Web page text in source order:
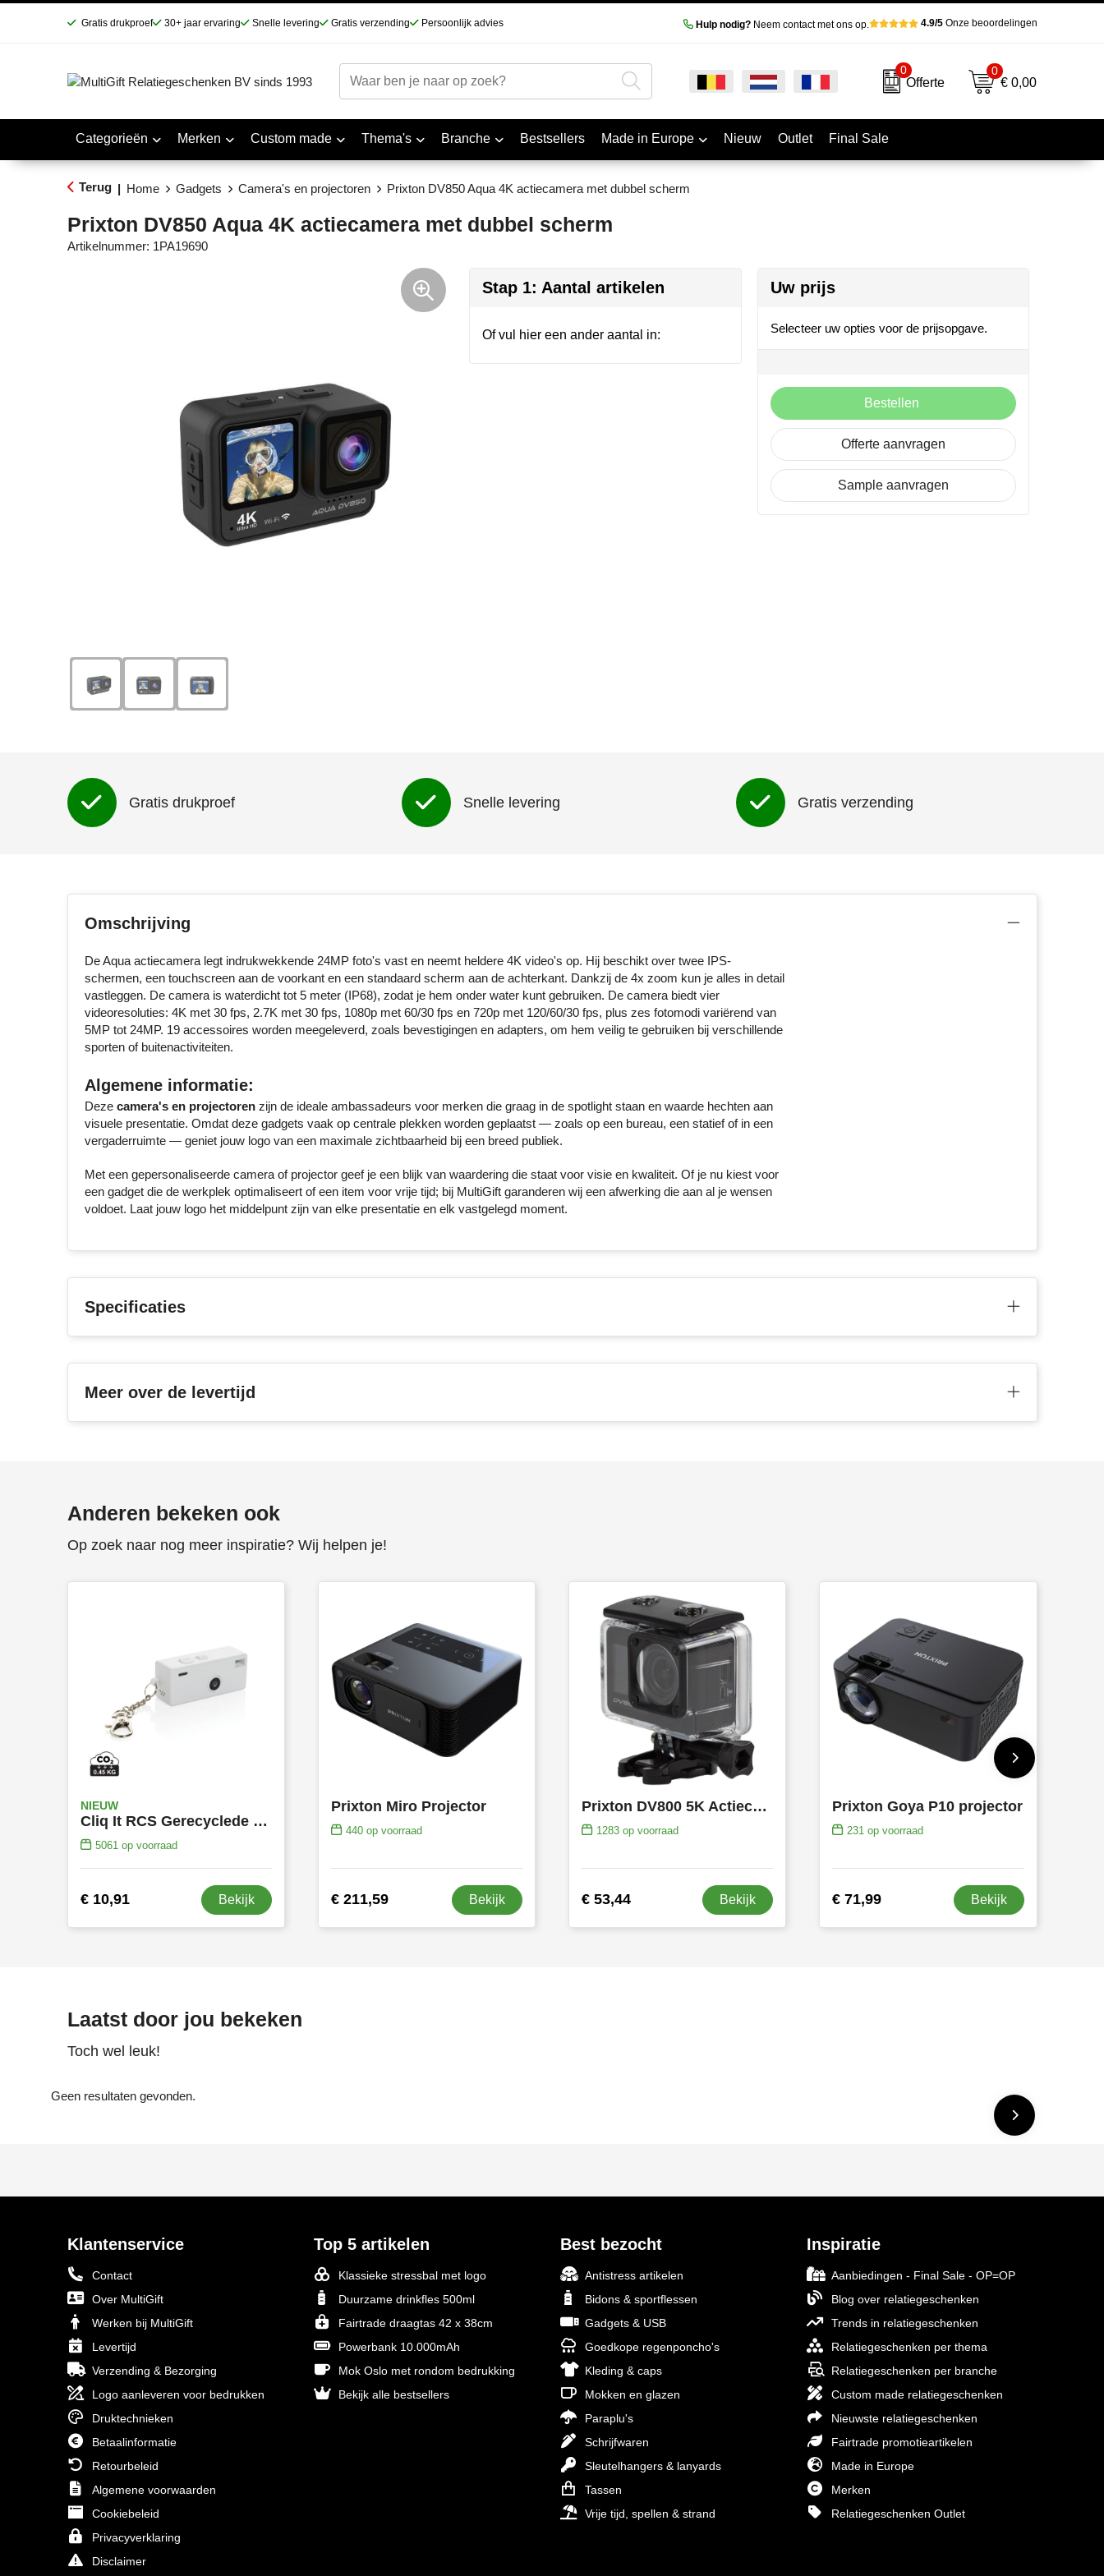
Gratis drukproef 30+ jaar ervaring Snelle levering Gratis verzending Persoonlijk advies Hulp nodig?Neem contact met ons op. 4.9/5Onze beoordelingen
0
Offerte
0
€ 0,00
Categorieën Merken Custom made Thema's Branche Bestsellers Made in Europe Nieuw Outlet Final Sale
Terug | Home Gadgets Camera's en projectoren Prixton DV850 Aqua 4K actiecamera met dubbel scherm
Prixton DV850 Aqua 4K actiecamera met dubbel scherm
Artikelnummer: 1PA19690
Stap 1: Aantal artikelen
Of vul hier een ander aantal in:
Uw prijs
Selecteer uw opties voor de prijsopgave.
Bestellen
Offerte aanvragen
Sample aanvragen
Gratis drukproef Snelle levering Gratis verzending
Omschrijving
De Aqua actiecamera legt indrukwekkende 24MP foto's vast en neemt heldere 4K video's op. Hij beschikt over twee IPS-
schermen, een touchscreen aan de voorkant en een standaard scherm aan de achterkant. Dankzij de 4x zoom kun je alles in detail
vastleggen. De camera is waterdicht tot 5 meter (IP68), zodat je hem onder water kunt gebruiken. De camera biedt vier
videoresoluties: 4K met 30 fps, 2.7K met 30 fps, 1080p met 60/30 fps en 720p met 120/60/30 fps, plus zes fotomodi variërend van
5MP tot 24MP. 19 accessoires worden meegeleverd, zoals bevestigingen en adapters, om hem veilig te gebruiken bij verschillende
sporten of buitenactiviteiten.
Algemene informatie:
Deze camera's en projectorenzijn de ideale ambassadeurs voor merken die graag in de spotlight staan en waarde hechten aan
visuele presentatie. Omdat deze gadgets vaak op centrale plekken worden geplaatst — zoals op een bureau, een statief of in een
vergaderruimte — geniet jouw logo van een maximale zichtbaarheid bij een breed publiek.
Met een gepersonaliseerde camera of projector geef je een blijk van waardering die staat voor visie en kwaliteit. Of je nu kiest voor
een gadget die de werkplek optimaliseert of een item voor vrije tijd; bij MultiGift garanderen wij een afwerking die aan al je wensen
voldoet. Laat jouw logo het middelpunt zijn van elke presentatie en elk vastgelegd moment.
Specificaties
Meer over de levertijd
Anderen bekeken ook
Op zoek naar nog meer inspiratie? Wij helpen je!
NIEUW
Cliq It RCS Gerecyclede Plastic Sleutelhangercamera
5061 op voorraad
€ 10,91 Bekijk
Prixton Miro Projector
440op voorraad
€ 211,59 Bekijk
Prixton DV800 5K Actiecamera Met Dubbel Scherm
1283 op voorraad
€ 53,44 Bekijk
Prixton Goya P10 projector
231 op voorraad
€ 71,99 Bekijk
Laatst door jou bekeken
Toch wel leuk!
Geen resultaten gevonden.
Klantenservice
Contact
Over MultiGift
Werken bij MultiGift
Levertijd
Verzending & Bezorging
Logo aanleveren voor bedrukken
Druktechnieken
Betaalinformatie
Retourbeleid
Algemene voorwaarden
Cookiebeleid
Privacyverklaring
Disclaimer
Top 5 artikelen
Klassieke stressbal met logo
Duurzame drinkfles 500ml
Fairtrade draagtas 42 x 38cm
Powerbank 10.000mAh
Mok Oslo met rondom bedrukking
Bekijk alle bestsellers
Best bezocht
Antistress artikelen
Bidons & sportflessen
Gadgets & USB
Goedkope regenponcho's
Kleding & caps
Mokken en glazen
Paraplu's
Schrijfwaren
Sleutelhangers & lanyards
Tassen
Vrije tijd, spellen & strand
Inspiratie
Aanbiedingen - Final Sale - OP=OP
Blog over relatiegeschenken
Trends in relatiegeschenken
Relatiegeschenken per thema
Relatiegeschenken per branche
Custom made relatiegeschenken
Nieuwste relatiegeschenken
Fairtrade promotieartikelen
Made in Europe
Merken
Relatiegeschenken Outlet